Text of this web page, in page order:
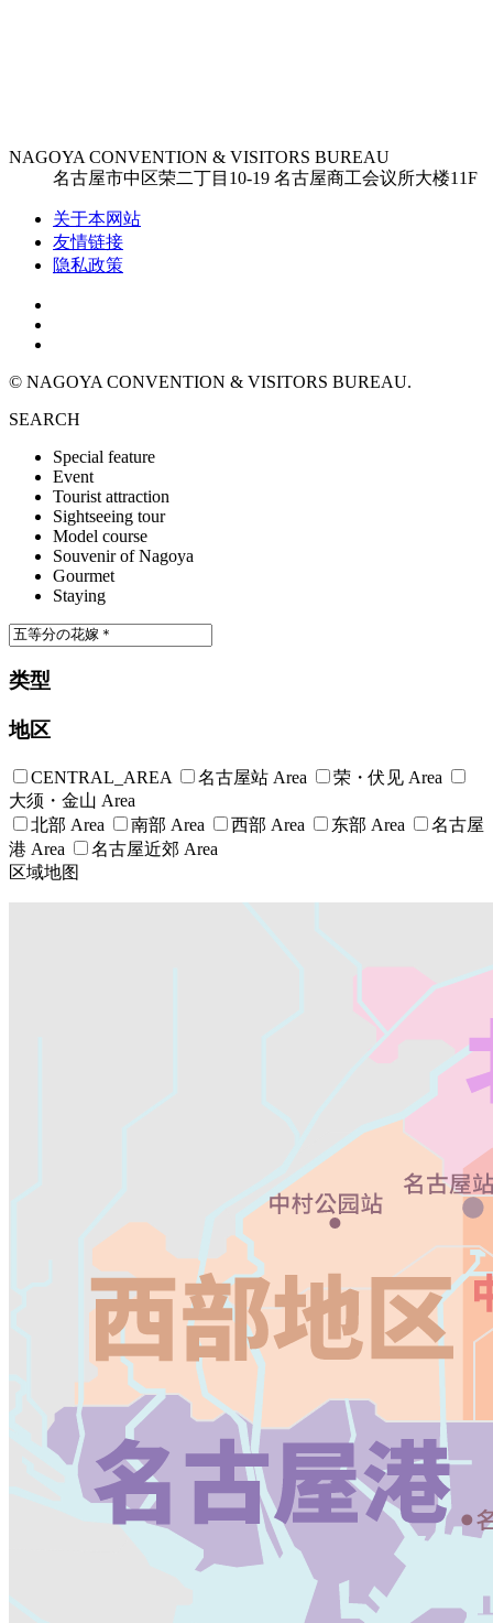
NAGOYA CONVENTION & VISITORS BUREAU
名古屋市中区荣二丁目10-19 名古屋商工会议所大楼11F
关于本网站
友情链接
隐私政策
© NAGOYA CONVENTION & VISITORS BUREAU.
SEARCH
Special feature
Event
Tourist attraction
Sightseeing tour
Model course
Souvenir of Nagoya
Gourmet
Staying
类型
地区
CENTRAL_AREA 名古屋站 Area
荣・伏见 Area
大须・金山 Area
北部 Area
南部 Area 西部 Area 东部 Area
名古屋
港 Area
名古屋近郊 Area
区域地图